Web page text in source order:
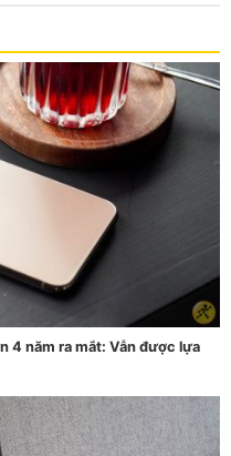
4 năm ra mắt: Vẫn được lựa